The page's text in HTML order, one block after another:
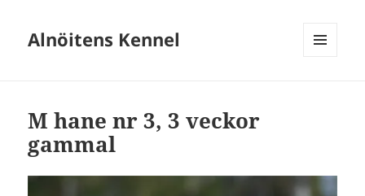
Alnöitens Kennel
M hane nr 3, 3 veckor
gammal